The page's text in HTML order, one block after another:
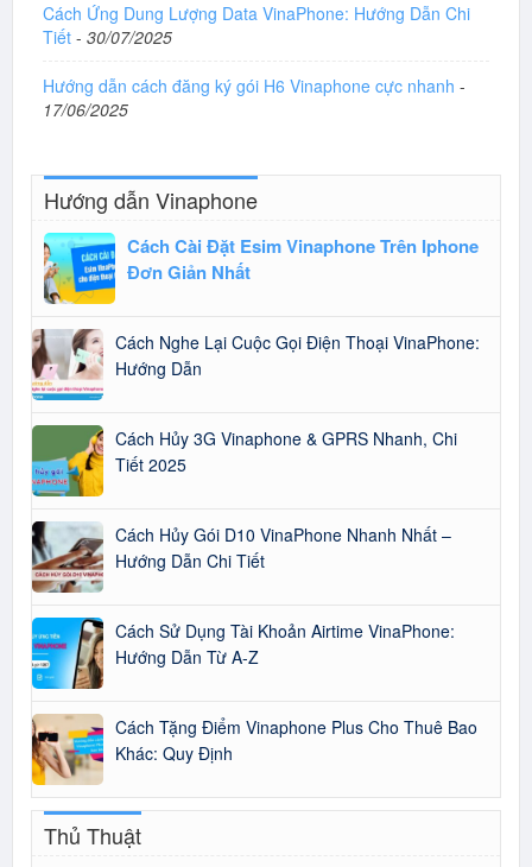
Cách Ứng Dung Lượng Data VinaPhone: Hướng Dẫn Chi
Tiết - 30/07/2025
Hướng dẫn cách đăng ký gói H6 Vinaphone cực nhanh -
17/06/2025
Hướng dẫn Vinaphone
Cách Cài Đặt Esim Vinaphone Trên Iphone
Đơn Giản Nhất
Cách Nghe Lại Cuộc Gọi Điện Thoại VinaPhone:
Hướng Dẫn
Cách Hủy 3G Vinaphone & GPRS Nhanh, Chi
Tiết 2025
Cách Hủy Gói D10 VinaPhone Nhanh Nhất –
Hướng Dẫn Chi Tiết
Cách Sử Dụng Tài Khoản Airtime VinaPhone:
Hướng Dẫn Từ A-Z
Cách Tặng Điểm Vinaphone Plus Cho Thuê Bao
Khác: Quy Định
Thủ Thuật